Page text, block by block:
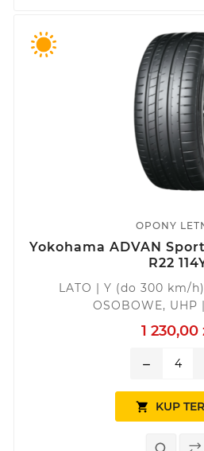
OPONY
Yokohama ADVAN Sport
R22
LATO | Y (do 300 km/
OSOBOWE, UHP
1 230,00
remove
 KUP